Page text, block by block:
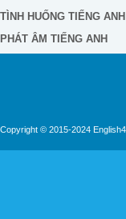
TÌNH HUỐNG TIẾNG ANH
PHÁT ÂM TIẾNG ANH
Copyright © 2015-2024